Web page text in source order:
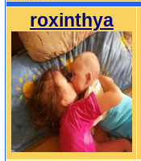
roxinthya